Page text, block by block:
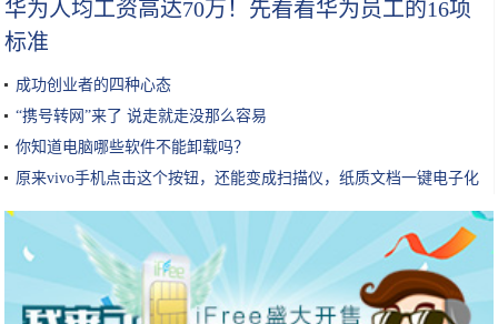
华为人均工资高达70万！先看看华为员工的16项
标准
成功创业者的四种心态
“携号转网”来了 说走就走没那么容易
你知道电脑哪些软件不能卸载吗？
原来vivo手机点击这个按钮，还能变成扫描仪，纸质文档一键电子化